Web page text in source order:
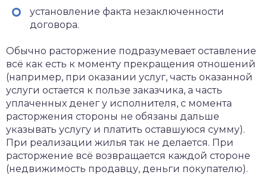
установление факта незаключенности
договора.
Обычно расторжение подразумевает оставление
всё как есть к моменту прекращения отношений
(например, при оказании услуг, часть оказанной
услуги остается к пользе заказчика, а часть
уплаченных денег у исполнителя, с момента
расторжения стороны не обязаны дальше
указывать услугу и платить оставшуюся сумму).
При реализации жилья так не делается. При
расторжение всё возвращается каждой стороне
(недвижимость продавцу, деньги покупателю).